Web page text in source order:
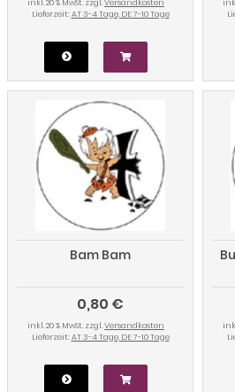
inkl. 20 % MwSt. zzgl.Versandkosten
Lieferzeit: AT 3-4 Tage, DE 7-10 Tage
Bam Bam
0,80 €
inkl. 20 % MwSt. zzgl.Versandkosten
Lieferzeit: AT 3-4 Tage, DE 7-10 Tage